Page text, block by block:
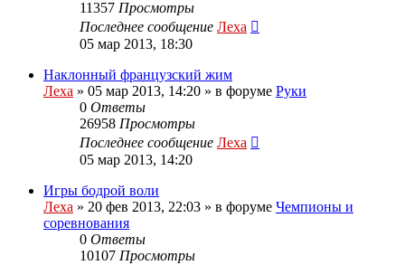
11357 Просмотры
Последнее сообщение Леха
05 мар 2013, 18:30
Наклонный французский жим
Леха » 05 мар 2013, 14:20 » в форуме Руки
0 Ответы
26958 Просмотры
Последнее сообщение Леха
05 мар 2013, 14:20
Игры бодрой воли
Леха » 20 фев 2013, 22:03 » в форуме Чемпионы и
соревнования
0 Ответы
10107 Просмотры